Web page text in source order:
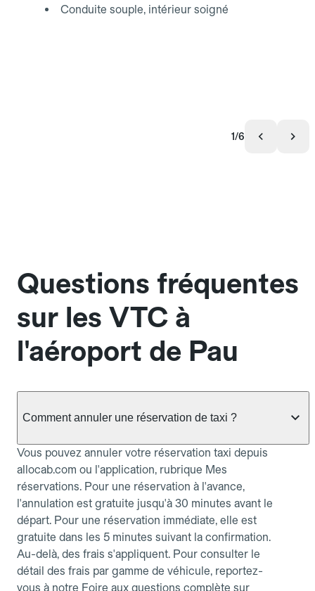
Conduite souple, intérieur soigné
1/6
Questions fréquentes
sur les VTC à
l'aéroport de Pau
Comment annuler une réservation de taxi ?
Vous pouvez annuler votre réservation taxi depuis
allocab.com ou l'application, rubrique Mes
réservations. Pour une réservation à l'avance,
l'annulation est gratuite jusqu'à 30 minutes avant le
départ. Pour une réservation immédiate, elle est
gratuite dans les 5 minutes suivant la confirmation.
Au-delà, des frais s'appliquent. Pour consulter le
détail des frais par gamme de véhicule, reportez-
vous à notre Foire aux questions complète sur